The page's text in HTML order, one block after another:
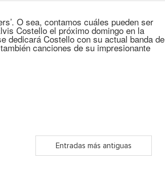
O sea, contamos cuáles pueden ser
Costello el próximo domingo en la
dedicará Costello con su actual banda de
canciones de su impresionante
Entradas más antiguas